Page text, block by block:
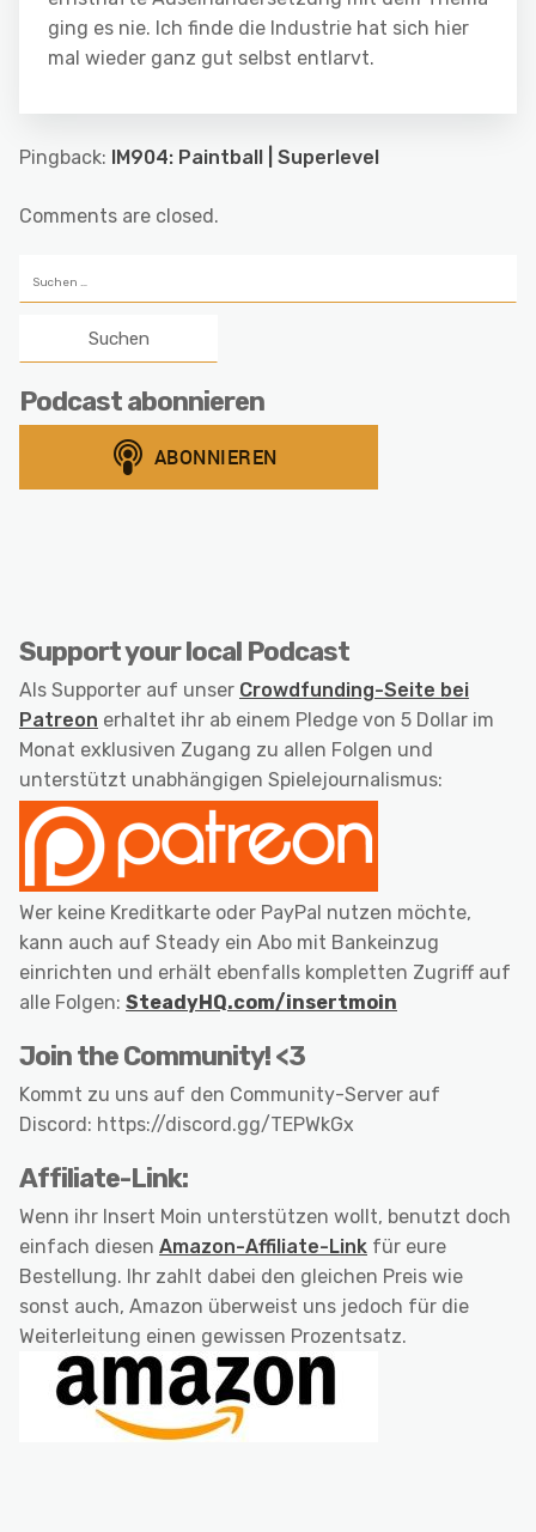
ging es nie. Ich finde die Industrie hat sich hier
mal wieder ganz gut selbst entlarvt.
Pingback: IM904: Paintball | Superlevel
Comments are closed.
nach:
Podcast abonnieren
Support your local Podcast
Als Supporter auf unser Crowdfunding-Seite bei
Patreon erhaltet ihr ab einem Pledge von 5 Dollar im
Monat exklusiven Zugang zu allen Folgen und
unterstützt unabhängigen Spielejournalismus:
Wer keine Kreditkarte oder PayPal nutzen möchte,
kann auch auf Steady ein Abo mit Bankeinzug
einrichten und erhält ebenfalls kompletten Zugriff auf
alle Folgen: SteadyHQ.com/insertmoin
Join the Community! <3
Kommt zu uns auf den Community-Server auf
Discord: https://discord.gg/TEPWkGx
Affiliate-Link:
Wenn ihr Insert Moin unterstützen wollt, benutzt doch
einfach diesen Amazon-Affiliate-Link für eure
Bestellung. Ihr zahlt dabei den gleichen Preis wie
sonst auch, Amazon überweist uns jedoch für die
Weiterleitung einen gewissen Prozentsatz.